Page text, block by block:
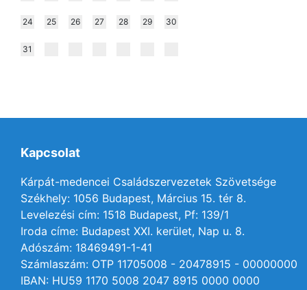
24 25 26 27 28 29 30
31
Kapcsolat
Kárpát-medencei Családszervezetek Szövetsége
Székhely: 1056 Budapest, Március 15. tér 8.
Levelezési cím: 1518 Budapest, Pf: 139/1
Iroda címe: Budapest XXI. kerület, Nap u. 8.
Adószám: 18469491-1-41
Számlaszám: OTP 11705008 - 20478915 - 00000000
IBAN: HU59 1170 5008 2047 8915 0000 0000